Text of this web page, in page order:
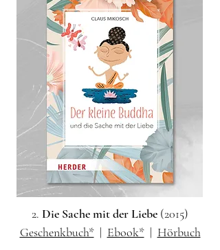
2. Die Sache mit der Liebe (2015)
Geschenkbuch*| Ebook*| Hörbuch